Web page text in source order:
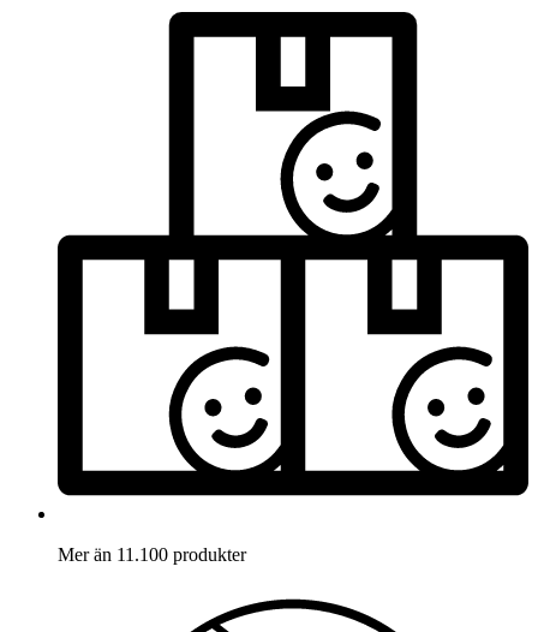
Mer än 11.100 produkter